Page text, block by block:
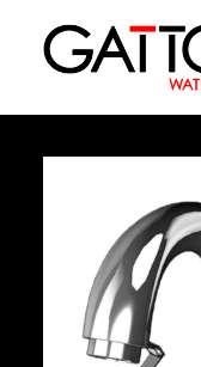
Περιβάλλοντα
Προϊόντα
Media